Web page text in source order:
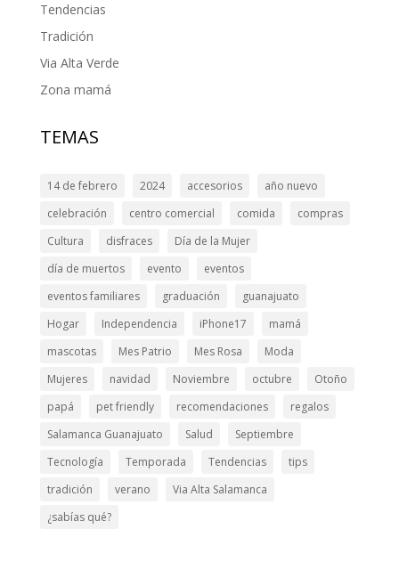
Tendencias
Tradición
Via Alta Verde
Zona mamá
TEMAS
14 de febrero 2024 accesorios
año nuevo
celebración
centro comercial comida
compras
Cultura
disfraces
Día de la Mujer
día de muertos
evento
eventos
eventos familiares
graduación
guanajuato
Hogar
Independencia iPhone17
mamá
mascotas
Mes Patrio Mes Rosa
Moda
Mujeres
navidad Noviembre octubre
Otoño
papá
pet friendly recomendaciones
regalos
Salamanca Guanajuato
Salud
Septiembre
Tecnología
Temporada Tendencias
tips
tradición
verano
Via Alta Salamanca
¿sabías qué?